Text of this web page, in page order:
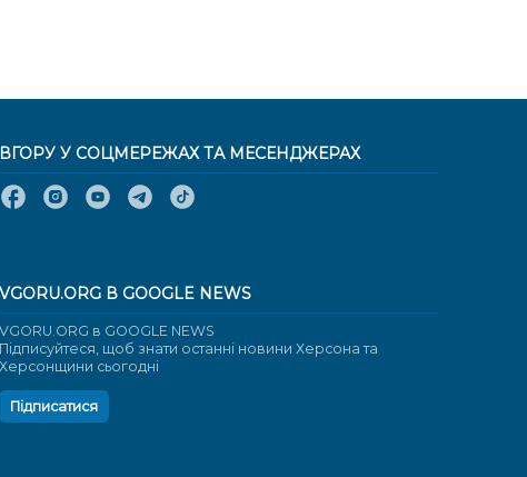
ВГОРУ У СОЦМЕРЕЖАХ ТА МЕСЕНДЖЕРАХ
VGORU.ORG В GOOGLE NEWS
VGORU.ORG в GOOGLE NEWS
Підписуйтеся, щоб знати останні новини Херсона та
Херсонщини сьогодні
Підписатися